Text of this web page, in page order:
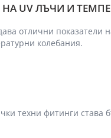
UV ЛЪЧИ И
отлични показатели
колебания.
техни фитинги става